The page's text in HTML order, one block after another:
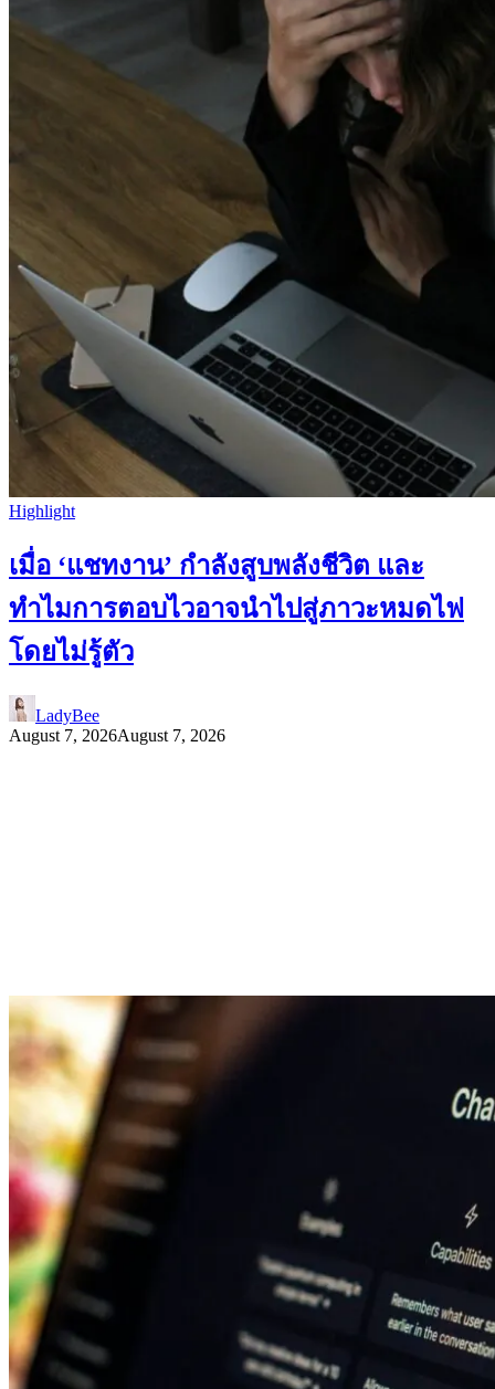
Highlight
เมื่อ ‘แชทงาน’ กำลังสูบพลังชีวิต และ
ทำไมการตอบไวอาจนำไปสู่ภาวะหมดไฟ
โดยไม่รู้ตัว
LadyBee
August 7, 2026August 7, 2026